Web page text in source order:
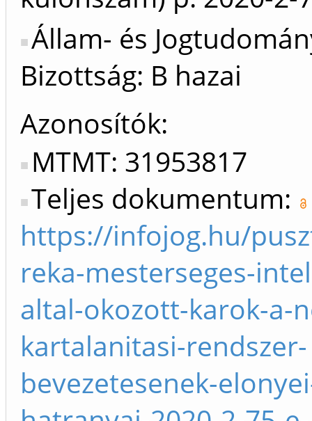
Állam- és
Bizottság: B hazai
Azonosítók
MTMT: 31953817
Teljes dokumentum:
https://infojog.hu/
reka-mesterseges-
altal-okozott-karok-a-
kartalanitasi-rendszer-
bevezetesenek-